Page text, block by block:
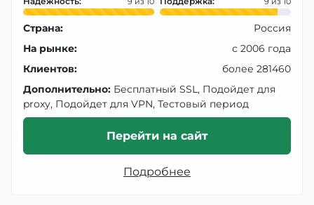
Страна:
Россия
На рынке:
с 2006 года
Клиентов:
более 281460
Дополнительно: Бесплатный SSL, Подойдет для
proxy, Подойдет для VPN, Тестовый период
Перейти на сайт
Подробнее